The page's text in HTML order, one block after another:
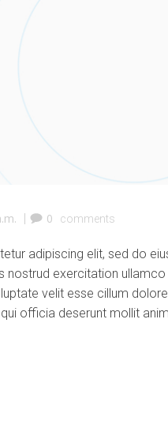
| 0 comments
adipiscing elit, sed do
nostrud exercitation
velit esse cillum
officia deserunt mollit